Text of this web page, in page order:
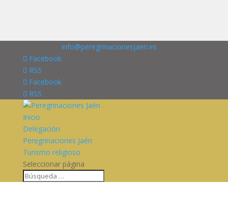
info@peregrinacionesjaen.es
Facebook
RSS
Facebook
RSS
Inicio
Delegación
Peregrinaciones Jaén
Turismo religioso
Seleccionar página